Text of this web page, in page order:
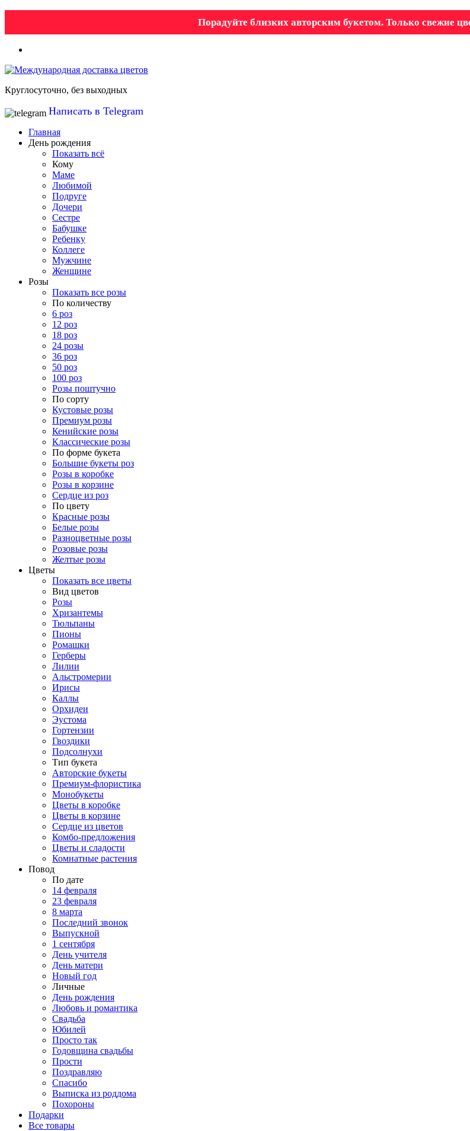
Порадуйте близких авторским букетом. Только свежие
Круглосуточно, без выходных
Написать в Telegram
Главная
День рождения
Показать всё
Кому
Маме
Любимой
Подруге
Дочери
Сестре
Бабушке
Ребенку
Коллеге
Мужчине
Женщине
Розы
Показать все розы
По количеству
6 роз
12 роз
18 роз
24 розы
36 роз
50 роз
100 роз
Розы поштучно
По сорту
Кустовые розы
Премиум розы
Кенийские розы
Классические розы
По форме букета
Большие букеты роз
Розы в коробке
Розы в корзине
Сердце из роз
По цвету
Красные розы
Белые розы
Разноцветные розы
Розовые розы
Желтые розы
Цветы
Показать все цветы
Вид цветов
Розы
Хризантемы
Тюльпаны
Пионы
Ромашки
Герберы
Лилии
Альстромерии
Ирисы
Каллы
Орхидеи
Эустома
Гортензии
Гвоздики
Подсолнухи
Тип букета
Авторские букеты
Премиум-флористика
Монобукеты
Цветы в коробке
Цветы в корзине
Сердце из цветов
Комбо-предложения
Цветы и сладости
Комнатные растения
Повод
По дате
14 февраля
23 февраля
8 марта
Последний звонок
Выпускной
1 сентября
День учителя
День матери
Новый год
Личные
День рождения
Любовь и романтика
Свадьба
Юбилей
Просто так
Годовщина свадьбы
Прости
Поздравляю
Спасибо
Выписка из роддома
Похороны
Подарки
Все товары